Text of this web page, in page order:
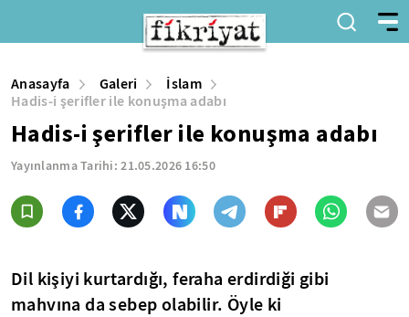
Anasayfa Galeri
İslam
Hadis-i şerifler ile konuşma adabı
Hadis-i şerifler ile konuşma adabı
Yayınlanma Tarihi:21.05.2026 16:50
Dil kişiyi kurtardığı, feraha erdirdiği gibi
mahvına da sebep olabilir. Öyle ki